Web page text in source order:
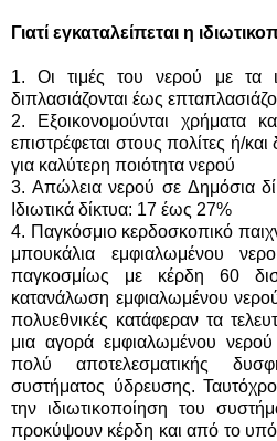
Γιατί εγκαταλείπεται η
1. Οι τιμές του νερού με τα
διπλασιάζονται έως
2. Εξοικονομούνται χρήματα
επιστρέφεται στους πολίτες ή/και
για καλύτερη ποιότητα νερού
3. Απώλεια νερού σε Δημόσια
Ιδιωτικά δίκτυα: 17 έως 27%
4. Παγκόσμιο κερδοσκοπικό
μπουκάλια εμφιαλωμένου
παγκοσμίως με κέρδη 60
κατανάλωση εμφιαλωμένου
πολυεθνικές κατάφεραν τα
μια αγορά εμφιαλωμένου
πολύ αποτελεσματικής
συστήματος ύδρευσης.
την ιδιωτικοποίηση του
προκύψουν κέρδη και από το